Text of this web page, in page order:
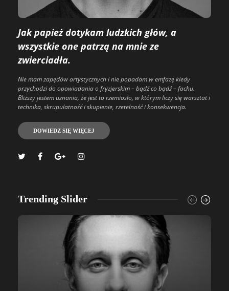
Jak papież dotykam ludzkich głów, a
wszystkie one patrzą na mnie ze
zwierciadła.
Nie mam zapędów artystycznych i nie popadam w emfazę kiedy
przychodzi do opowiadania o fryzjerskim – bądź co bądź – fachu.
Bliższy jestem uznania, że jest to rzemiosło, w którym liczy się warsztat i
technika, skrupulatność i skupienie, rzetelność i konsekwencja.
DOWIEDZ SIĘ WIĘCEJ
Trending Slider